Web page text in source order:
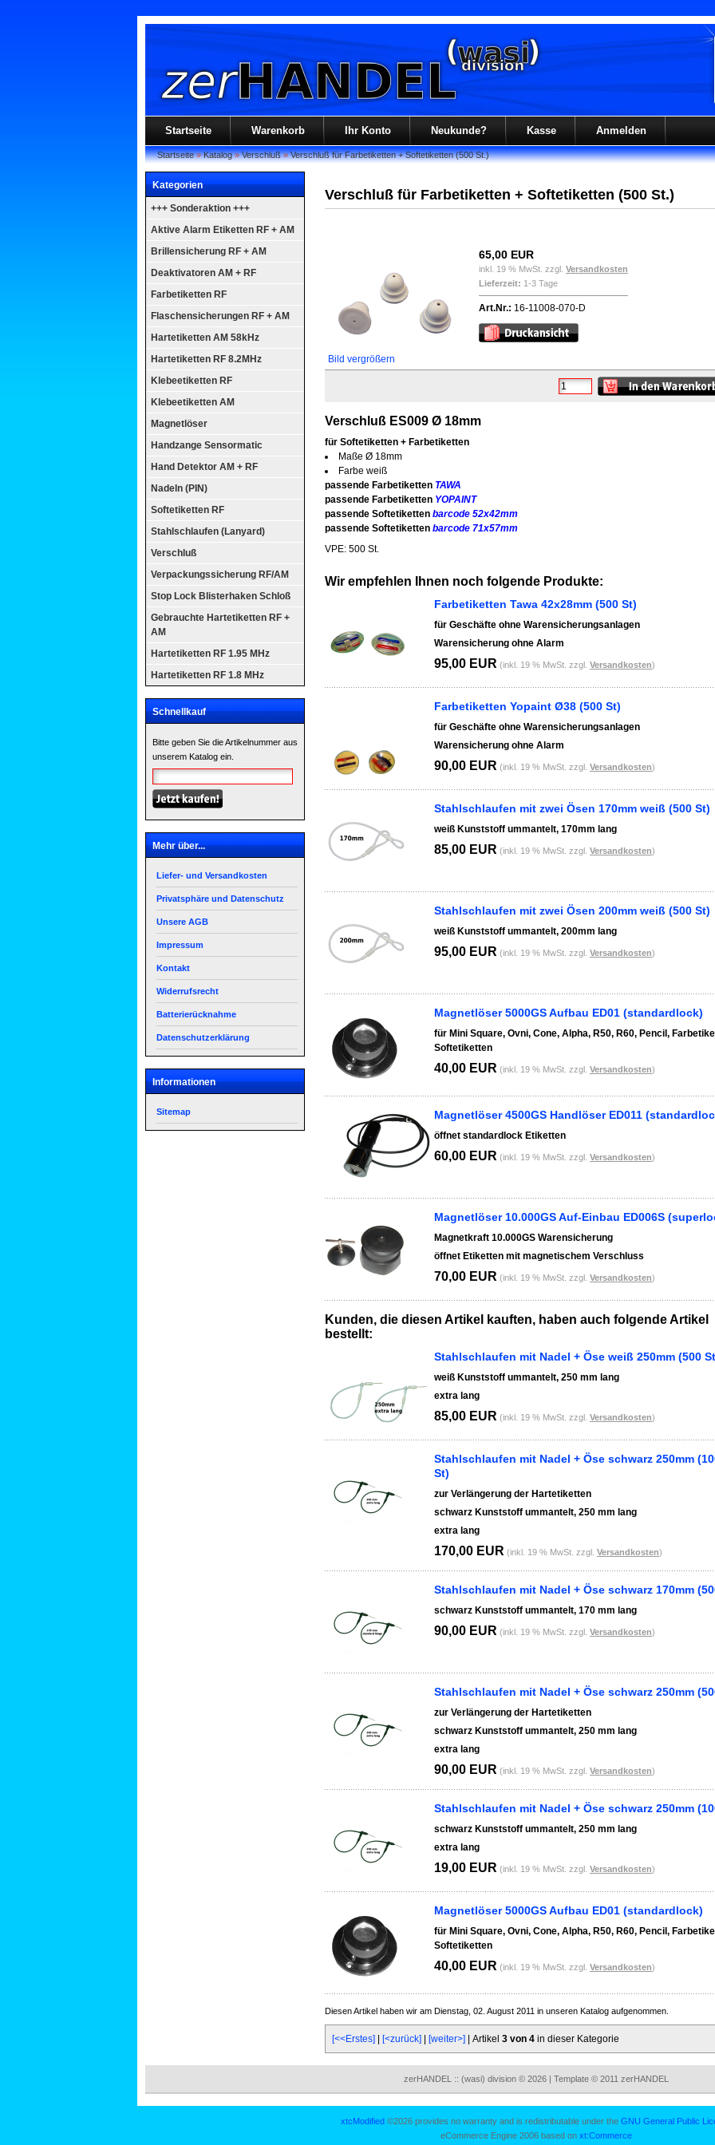
Startseite Warenkorb Ihr Konto Neukunde? Kasse Anmelden
Startseite»Katalog»Verschluß»Verschluß für Farbetiketten + Softetiketten (500 St.)
Kategorien
+++ Sonderaktion +++
Aktive Alarm Etiketten RF + AM
Brillensicherung RF + AM
Deaktivatoren AM + RF
Farbetiketten RF
Flaschensicherungen RF + AM
Hartetiketten AM 58kHz
Hartetiketten RF 8.2MHz
Klebeetiketten RF
Klebeetiketten AM
Magnetlöser
Handzange Sensormatic
Hand Detektor AM + RF
Nadeln (PIN)
Softetiketten RF
Stahlschlaufen (Lanyard)
Verschluß
Verpackungssicherung RF/AM
Stop Lock Blisterhaken Schloß
Gebrauchte Hartetiketten RF +
AM
Hartetiketten RF 1.95 MHz
Hartetiketten RF 1.8 MHz
Schnellkauf
Bitte geben Sie die Artikelnummer aus
unserem Katalog ein.
Mehr über...
Liefer- und Versandkosten
Privatsphäre und Datenschutz
Unsere AGB
Impressum
Kontakt
Widerrufsrecht
Batterierücknahme
Datenschutzerklärung
Informationen
Sitemap
Verschluß für Farbetiketten + Softetiketten (500 St.)
Bild vergrößern
65,00 EUR
inkl. 19 % MwSt. zzgl. Versandkosten
Lieferzeit: 1-3 Tage
Art.Nr.: 16-11008-070-D
Verschluß ES009 Ø 18mm
für Softetiketten + Farbetiketten
Maße Ø 18mm
Farbe weiß
passende Farbetiketten TAWA
passende Farbetiketten YOPAINT
passende Softetiketten barcode 52x42mm
passende Softetiketten barcode 71x57mm
VPE: 500 St.
Wir empfehlen Ihnen noch folgende Produkte:
Farbetiketten Tawa 42x28mm (500 St)
für Geschäfte ohne Warensicherungsanlagen
Warensicherung ohne Alarm
95,00 EUR (inkl. 19 % MwSt. zzgl. Versandkosten)
Farbetiketten Yopaint Ø38 (500 St)
für Geschäfte ohne Warensicherungsanlagen
Warensicherung ohne Alarm
90,00 EUR (inkl. 19 % MwSt. zzgl. Versandkosten)
Stahlschlaufen mit zwei Ösen 170mm weiß (500 St)
weiß Kunststoff ummantelt, 170mm lang
85,00 EUR (inkl. 19 % MwSt. zzgl. Versandkosten)
Stahlschlaufen mit zwei Ösen 200mm weiß (500 St)
weiß Kunststoff ummantelt, 200mm lang
95,00 EUR (inkl. 19 % MwSt. zzgl. Versandkosten)
Magnetlöser 5000GS Aufbau ED01 (standardlock)
für Mini Square, Ovni, Cone, Alpha, R50, R60, Pencil,
Softetiketten
40,00 EUR (inkl. 19 % MwSt. zzgl. Versandkosten)
Magnetlöser 4500GS Handlöser ED011
öffnet standardlock Etiketten
60,00 EUR (inkl. 19 % MwSt. zzgl. Versandkosten)
Magnetlöser 10.000GS Auf-Einbau ED006S
Magnetkraft 10.000GS Warensicherung
öffnet Etiketten mit magnetischem Verschluss
70,00 EUR (inkl. 19 % MwSt. zzgl. Versandkosten)
Kunden, die diesen Artikel kauften, haben auch folgende Artikel
bestellt:
Stahlschlaufen mit Nadel + Öse weiß 250mm (500
weiß Kunststoff ummantelt, 250 mm lang
extra lang
85,00 EUR (inkl. 19 % MwSt. zzgl. Versandkosten)
Stahlschlaufen mit Nadel + Öse schwarz 250mm
St)
zur Verlängerung der Hartetiketten
schwarz Kunststoff ummantelt, 250 mm lang
extra lang
170,00 EUR (inkl. 19 % MwSt. zzgl. Versandkosten)
Stahlschlaufen mit Nadel + Öse schwarz 170mm
schwarz Kunststoff ummantelt, 170 mm lang
90,00 EUR (inkl. 19 % MwSt. zzgl. Versandkosten)
Stahlschlaufen mit Nadel + Öse schwarz 250mm
zur Verlängerung der Hartetiketten
schwarz Kunststoff ummantelt, 250 mm lang
extra lang
90,00 EUR (inkl. 19 % MwSt. zzgl. Versandkosten)
Stahlschlaufen mit Nadel + Öse schwarz 250mm
schwarz Kunststoff ummantelt, 250 mm lang
extra lang
19,00 EUR (inkl. 19 % MwSt. zzgl. Versandkosten)
Magnetlöser 5000GS Aufbau ED01 (standardlock)
für Mini Square, Ovni, Cone, Alpha, R50, R60, Pencil,
Softetiketten
40,00 EUR (inkl. 19 % MwSt. zzgl. Versandkosten)
Diesen Artikel haben wir am Dienstag, 02. August 2011 in unseren Katalog aufgenommen.
[<<Erstes] [<zurück] [weiter>] | Artikel 3 von 4 in dieser Kategorie
zerHANDEL :: (wasi) division © 2026 | Template © 2011 zerHANDEL
xtcModified©2026 provides no warranty and is redistributable under the GNU General Public
eCommerce Engine 2006 based on xt:Commerce